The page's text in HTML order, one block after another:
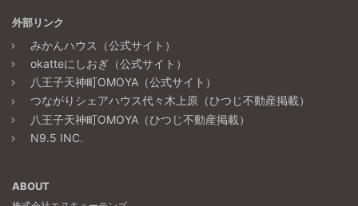
外部リンク
みかんハウス（公式サイト）
okatteにしおぎ（公式サイト）
八王子天神町OMOYA（公式サイト）
つながりシェアハウス代々木上原（ひつじ不動産掲載）
八王子天神町OMOYA（ひつじ不動産掲載）
N9.5 INC.
ABOUT